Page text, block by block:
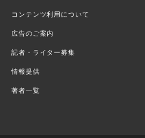
コンテンツ利用について
広告のご案内
記者・ライター募集
情報提供
著者一覧